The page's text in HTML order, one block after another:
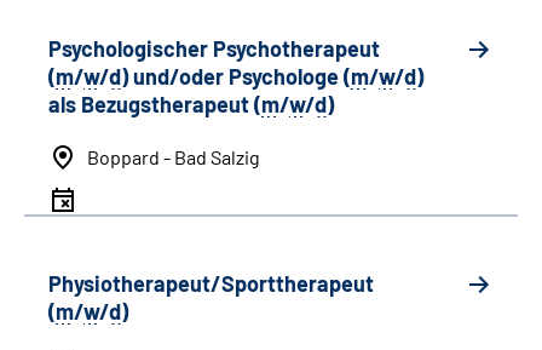
Psychologischer Psychotherapeut
(m/w/d) und/oder Psychologe (m/w/d)
als Bezugstherapeut (m/w/d)
Boppard - Bad Salzig
Physiotherapeut/Sporttherapeut
(m/w/d)